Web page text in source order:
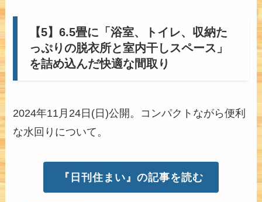
【5】6.5畳に「浴室、トイレ、収納た
っぷりの脱衣所と室内干しスペース」
を詰め込んだ快適な間取り
2024年11月24日(日)公開。コンパクトながら便利
な水回りについて。
『日刊住まい』の記事を読む